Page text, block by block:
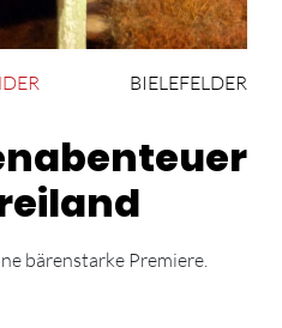
BIELEFELDER
bärenstarke Premiere.